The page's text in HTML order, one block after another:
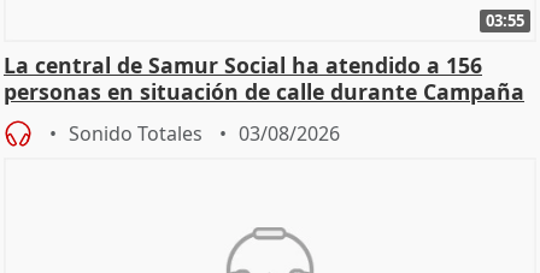
03:55
La central de Samur Social ha atendido a 156
personas en situación de calle durante Campaña
de Calor
Sonido Totales 03/08/2026